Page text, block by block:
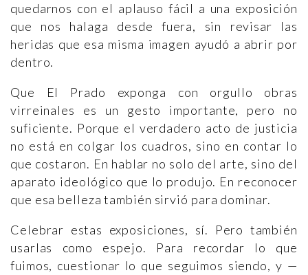
quedarnos con el aplauso fácil a una exposición
que nos halaga desde fuera, sin revisar las
heridas que esa misma imagen ayudó a abrir por
dentro.
Que El Prado exponga con orgullo obras
virreinales es un gesto importante, pero no
suficiente. Porque el verdadero acto de justicia
no está en colgar los cuadros, sino en contar lo
que costaron. En hablar no solo del arte, sino del
aparato ideológico que lo produjo. En reconocer
que esa belleza también sirvió para dominar.
Celebrar estas exposiciones, sí. Pero también
usarlas como espejo. Para recordar lo que
fuimos, cuestionar lo que seguimos siendo, y —